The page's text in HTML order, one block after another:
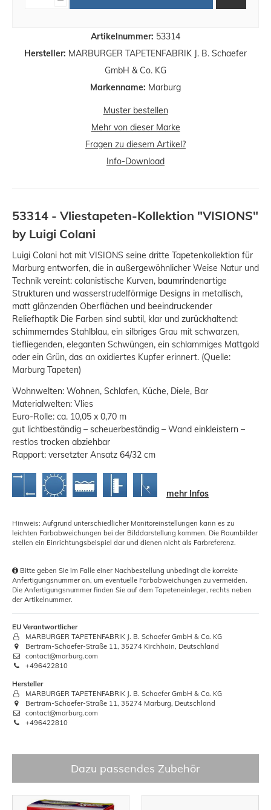
Artikelnummer: 53314
Hersteller: MARBURGER TAPETENFABRIK J. B. Schaefer
GmbH & Co. KG
Markenname: Marburg
Muster bestellen
Mehr von dieser Marke
Fragen zu diesem Artikel?
Info-Download
53314 - Vliestapeten-Kollektion "VISIONS"
by Luigi Colani
Luigi Colani hat mit VISIONS seine dritte Tapetenkollektion für
Marburg entworfen, die in außergewöhnlicher Weise Natur und
Technik vereint: colanistische Kurven, baumrindenartige
Strukturen und wasserstrudelförmige Designs in metallisch,
matt glänzenden Oberflächen und beeindruckender
Reliefhaptik Die Farben sind subtil, klar und zurückhaltend:
schimmerndes Stahlblau, ein silbriges Grau mit schwarzen,
tiefliegenden, eleganten Schwüngen, ein schlammiges Mattgold
oder ein Grün, das an oxidiertes Kupfer erinnert. (Quelle:
Marburg Tapeten)
Wohnwelten: Wohnen, Schlafen, Küche, Diele, Bar
Materialwelten: Vlies
Euro-Rolle: ca. 10,05 x 0,70 m
gut lichtbeständig – scheuerbeständig – Wand einkleistern –
restlos trocken abziehbar
Rapport: versetzter Ansatz 64/32 cm
mehr Infos
Hinweis: Aufgrund unterschiedlicher Monitoreinstellungen kann es zu
leichten Farbabweichungen bei der Bilddarstellung kommen. Die Raumbilder
stellen ein Einrichtungsbeispiel dar und dienen nicht als Farbreferenz.
Bitte geben Sie im Falle einer Nachbestellung unbedingt die korrekte
Anfertigungsnummer an, um eventuelle Farbabweichungen zu vermeiden.
Die Anfertigungsnummer finden Sie auf dem Tapeteneinleger, rechts neben
der Artikelnummer.
EU Verantwortlicher
MARBURGER TAPETENFABRIK J. B. Schaefer GmbH & Co. KG
Bertram-Schaefer-Straße 11, 35274 Kirchhain, Deutschland
contact@marburg.com
+496422810
Hersteller
MARBURGER TAPETENFABRIK J. B. Schaefer GmbH & Co. KG
Bertram-Schaefer-Straße 11, 35274 Marburg, Deutschland
contact@marburg.com
+496422810
Dazu passendes Zubehör